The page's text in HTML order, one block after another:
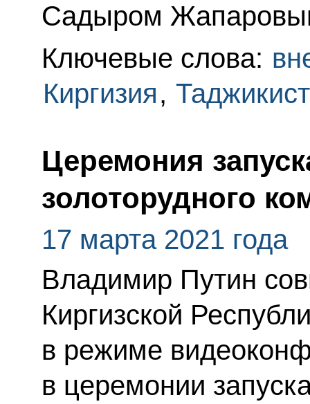
Садыром
Ключевые слова:
Киргизия,
Церемония
золоторудного
17 марта 2021 года
Владимир Путин
Киргизской
в режиме
в церемонии